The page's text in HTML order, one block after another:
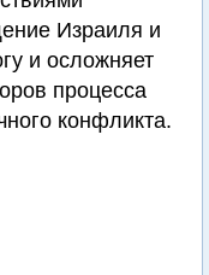
Израиля и
и осложняет
процесса
конфликта.